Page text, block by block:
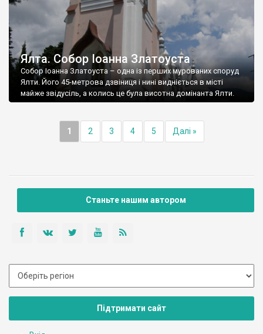
Ялта. Собор Іоанна Златоуста
Собор Іоанна Златоуста – одна із перших мурованих споруд
Ялти. Його 45-метрова дзвіниця і нині видніється в місті
майже звідусіль, а колись це була висотна домінанта Ялти.
1 2 3 4 5 Далі »
Станьте нашим автором
Підтримати сайт